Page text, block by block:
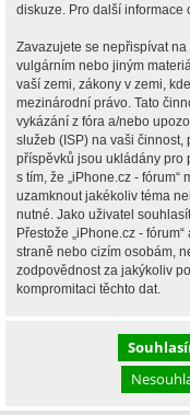
diskuze. Pro další informace
Zavazujete se nepřispívat
vulgárním nebo jiným
vaší zemi, zákony v zemi,
mezinárodní právo. Tato
vykázání z fóra a/nebo
služeb (ISP) na vaši činnost,
příspěvků jsou ukládány pro
s tím, že „iPhone.cz -
uzamknout jakékoliv téma
nutné. Jako uživatel
Přestože „iPhone.cz -
straně nebo cizím osobám,
zodpovědnost za jakýkoliv
kompromitaci těchto dat.